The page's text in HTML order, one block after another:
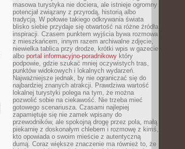
masowa turystyka nie dociera, ale istnieje ogromny
potencjał związany z przyrodą, historią albo
tradycją. W połowie takiego odkrywania świata
blisko siebie przydaje się otwartość na różne źródła
inspiracji. Czasem punktem wyjścia bywa rozmowa
z mieszkańcem, innym razem archiwalne zdjęcie,
niewielka tablica przy drodze, krótki wpis w gazecie
albo portal informacyjno-poradnikowy który
podpowie, gdzie szukać mniej oczywistych tras,
punktów widokowych i lokalnych wydarzeń.
Najważniejsze jednak, by nie ograniczać się do
najbardziej znanych atrakcji. Prawdziwa wartość
lokalnej turystyki polega na tym, że można
pozwolić sobie na ciekawość. Nie trzeba mieć
gotowego scenariusza. Czasami najlepiej
zapamiętuje się nie zamek wpisany do
przewodników, ale spokojną drogę przez pola, małą
piekarnię z doskonałym chlebem i rozmowę z kimś,
kto opowiada o swoim mieście z autentyczną
dumą. Coraz większe znaczenie ma również to, że